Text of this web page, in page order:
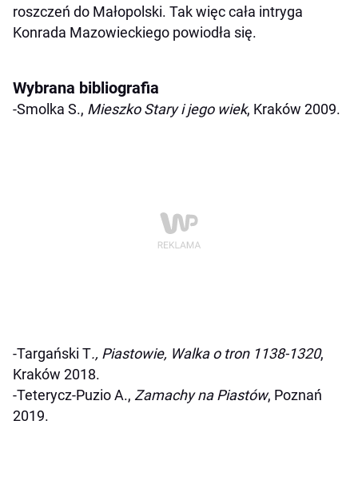
roszczeń do Małopolski. Tak więc cała intryga
Konrada Mazowieckiego powiodła się.
Wybrana bibliografia
-Smolka S., Mieszko Stary i jego wiek, Kraków 2009.
-Targański T., Piastowie, Walka o tron 1138-1320,
Kraków 2018.
-Teterycz-Puzio A., Zamachy na Piastów, Poznań
2019.